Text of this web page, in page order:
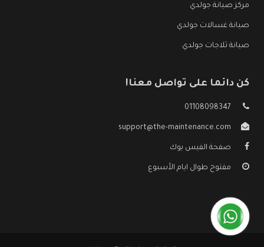
مركز صيانة جولدي
صيانة غسالات جولدي
صيانة ثلاجات جولدي
كن دائما على تواصل معنا!
01108098347
support@the-maintenance.com
صفحة الفيس بوك
مفتوح طوال ايام الأسبوع